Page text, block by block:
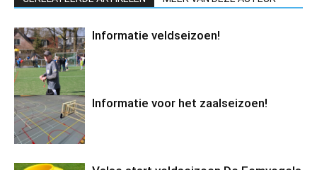
Informatie veldseizoen!
Informatie voor het zaalseizoen!